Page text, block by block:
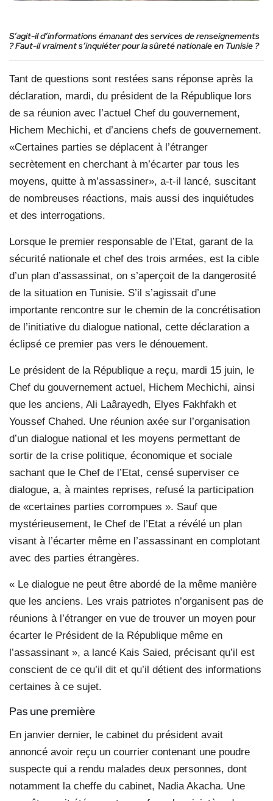
S’agit-il d’informations émanant des services de renseignements
? Faut-il vraiment s’inquiéter pour la sûreté nationale en Tunisie ?
Tant de questions sont restées sans réponse après la
déclaration, mardi, du président de la République lors
de sa réunion avec l’actuel Chef du gouvernement,
Hichem Mechichi, et d’anciens chefs de gouvernement.
«Certaines parties se déplacent à l’étranger
secrètement en cherchant à m’écarter par tous les
moyens, quitte à m’assassiner», a-t-il lancé, suscitant
de nombreuses réactions, mais aussi des inquiétudes
et des interrogations.
Lorsque le premier responsable de l’Etat, garant de la
sécurité nationale et chef des trois armées, est la cible
d’un plan d’assassinat, on s’aperçoit de la dangerosité
de la situation en Tunisie. S’il s’agissait d’une
importante rencontre sur le chemin de la concrétisation
de l’initiative du dialogue national, cette déclaration a
éclipsé ce premier pas vers le dénouement.
Le président de la République a reçu, mardi 15 juin, le
Chef du gouvernement actuel, Hichem Mechichi, ainsi
que les anciens, Ali Laârayedh, Elyes Fakhfakh et
Youssef Chahed. Une réunion axée sur l’organisation
d’un dialogue national et les moyens permettant de
sortir de la crise politique, économique et sociale
sachant que le Chef de l’Etat, censé superviser ce
dialogue, a, à maintes reprises, refusé la participation
de «certaines parties corrompues ». Sauf que
mystérieusement, le Chef de l’Etat a révélé un plan
visant à l’écarter même en l’assassinant en complotant
avec des parties étrangères.
« Le dialogue ne peut être abordé de la même manière
que les anciens. Les vrais patriotes n’organisent pas de
réunions à l’étranger en vue de trouver un moyen pour
écarter le Président de la République même en
l’assassinant », a lancé Kais Saied, précisant qu’il est
conscient de ce qu’il dit et qu’il détient des informations
certaines à ce sujet.
Pas une première
En janvier dernier, le cabinet du président avait
annoncé avoir reçu un courrier contenant une poudre
suspecte qui a rendu malades deux personnes, dont
notamment la cheffe du cabinet, Nadia Akacha. Une